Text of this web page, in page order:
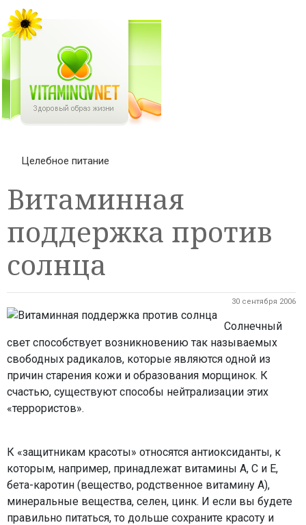
Целебное питание
Витаминная
поддержка против
солнца
30 сентября 2006
Солнечный
свет способствует возникновению так называемых
свободных радикалов, которые являются одной из
причин старения кожи и образования морщинок. К
счастью, существуют способы нейтрализации этих
«террористов».
К «защитникам красоты» относятся антиоксиданты, к
которым, например, принадлежат витамины А, С и Е,
бета-каротин (вещество, родственное витамину А),
минеральные вещества, селен, цинк. И если вы будете
правильно питаться, то дольше сохраните красоту и